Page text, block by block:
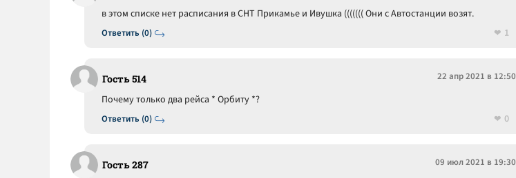
Ответить (0)
в этом списке нет расписания в СНТ Прикамье и Ивушка ((((((( Они с Автостанции возят.
1
Гость 514 22 апр 2021 в 12:50
Ответить (0)
Почему только два рейса * Орбиту *?
0
Гость 287 09 июл 2021 в 19:30